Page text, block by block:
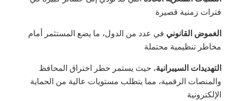
فترات زمنية قصيرة
الغموض القانوني في عدد من الدول، ما يضع المستثمر أمام
مخاطر تنظيمية محتملة
التهديدات السيبرانية، حيث يستمر خطر اختراق المحافظ
والمنصات الرقمية، مما يتطلب مستويات عالية من الحماية
الإلكترونية